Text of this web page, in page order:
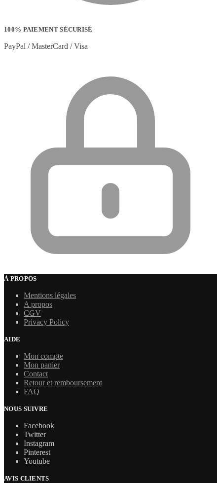
100% PAIEMENT SÉCURISÉ
PayPal / MasterCard / Visa
À PROPOS
Mentions légales
A propos
CGV
Privacy Policy
AIDE
Mon compte
Mon panier
Contact
Retour et remboursement
FAQ
NOUS SUIVRE
Facebook
Twitter
Instagram
Pinterest
Youtube
AVIS CLIENTS